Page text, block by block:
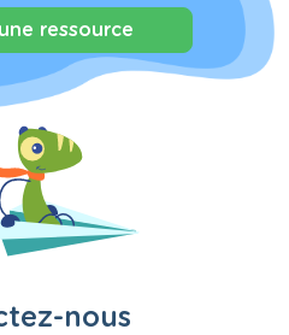
ressource
nous